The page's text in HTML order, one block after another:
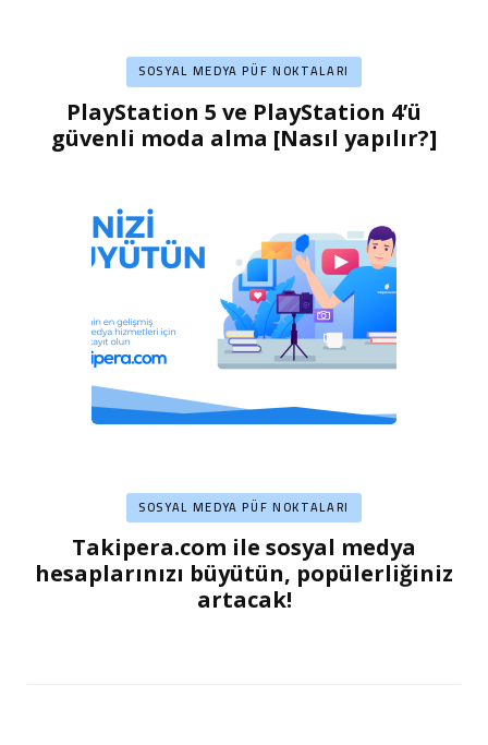
SOSYAL MEDYA PÜF NOKTALARI
PlayStation 5 ve PlayStation 4’ü
güvenli moda alma [Nasıl yapılır?]
SOSYAL MEDYA PÜF NOKTALARI
Takipera.com ile sosyal medya
hesaplarınızı büyütün, popülerliğiniz
artacak!